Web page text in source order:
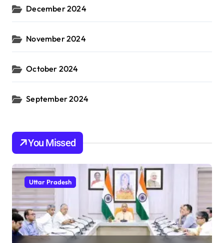
December 2024
November 2024
October 2024
September 2024
You Missed
Uttar Pradesh